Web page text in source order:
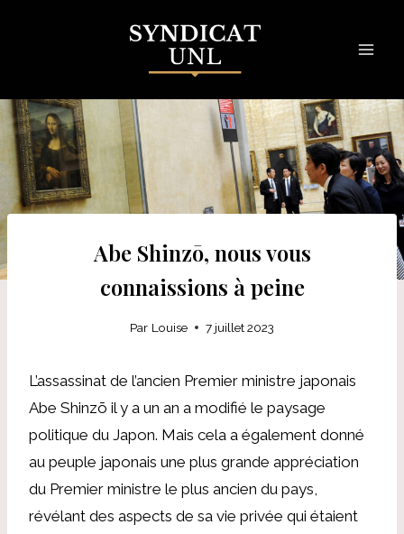
Abe Shinzō, nous vous
connaissions à peine
Par Louise 7 juillet 2023
L’assassinat de l’ancien Premier ministre japonais
Abe Shinzō il y a un an a modifié le paysage
politique du Japon. Mais cela a également donné
au peuple japonais une plus grande appréciation
du Premier ministre le plus ancien du pays,
révélant des aspects de sa vie privée qui étaient